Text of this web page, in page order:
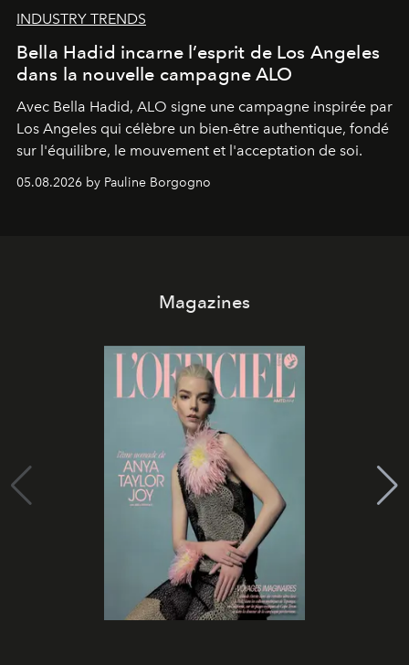
INDUSTRY TRENDS
Bella Hadid incarne l’esprit de Los Angeles
dans la nouvelle campagne ALO
Avec Bella Hadid, ALO signe une campagne inspirée par
Los Angeles qui célèbre un bien-être authentique, fondé
sur l'équilibre, le mouvement et l'acceptation de soi.
05.08.2026 by Pauline Borgogno
Magazines